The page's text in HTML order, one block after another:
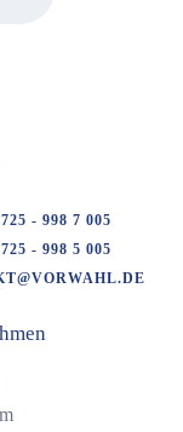
- 998 7 005
- 998 5 005